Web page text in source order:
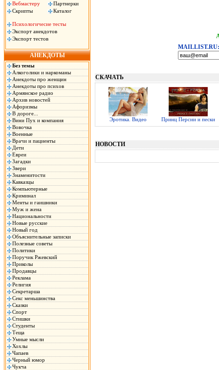
Вебмастеру
Партнерки
Скрипты
Каталог
Психологичесие тесты
Экспорт анекдотов
Экспорт тестов
АНЕКДОТЫ
Без темы
Алкоголики и наркоманы
Анекдоты про женщин
Анекдоты про психов
Армянское радио
Архив новостей
Афоризмы
В дороге...
Вини Пух и компания
Вовочка
Военные
Врачи и пациенты
Дети
Евреи
Загадки
Звери
Знаменитости
Кавказцы
Компьютерные
Криминал
Менты и гаишники
Муж и жена
Национальности
Новые русские
Новый год
Объяснительные записки
Полезные советы
Политики
Поручик Ржевский
Приколы
Продавцы
Реклама
Религия
Секретарша
Секс меньшинства
Сказки
Спорт
Стишки
Студенты
Теща
Умные мысли
Хохлы
Чапаев
Черный юмор
Чукча
MAILLIST.RU:
СКАЧАТЬ
Эротика. Видео Принц Персии и пески
НОВОСТИ